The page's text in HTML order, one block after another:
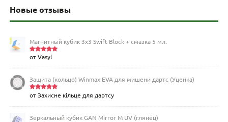
Новые отзывы
Магнитный кубик 3х3 Swift Block + смазка 5 мл.
Оценка
от Vasyl
Защита (кольцо) Winmax EVA для мишени дартс (Уценка)
Оценка5
от Захисне кільце для дартсу
Зеркальный кубик GAN Mirror M UV (глянец)